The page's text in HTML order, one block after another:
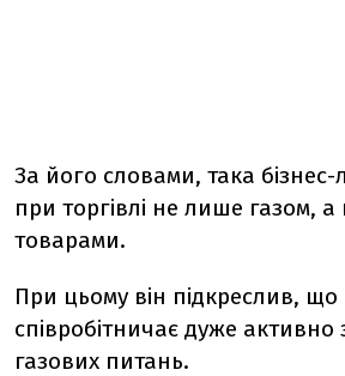
За його словами, така бізнес-
при торгівлі не лише газом,
товарами.
При цьому він підкреслив, що
співробітничає дуже активно
газових питань.